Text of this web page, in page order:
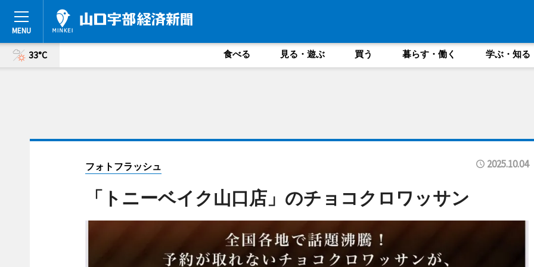
33°C 食べる 見る・遊ぶ 買う 暮らす・働く 学ぶ・知る
フォトフラッシュ 2025.10.04
「トニーベイク山口店」のチョコクロワッサン